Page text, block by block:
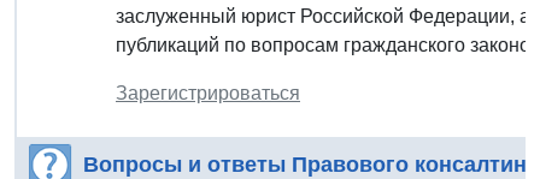
заслуженный юрист Российской Федерации,
публикаций по вопросам гражданского
Зарегистрироваться
Вопросы и ответы Правового